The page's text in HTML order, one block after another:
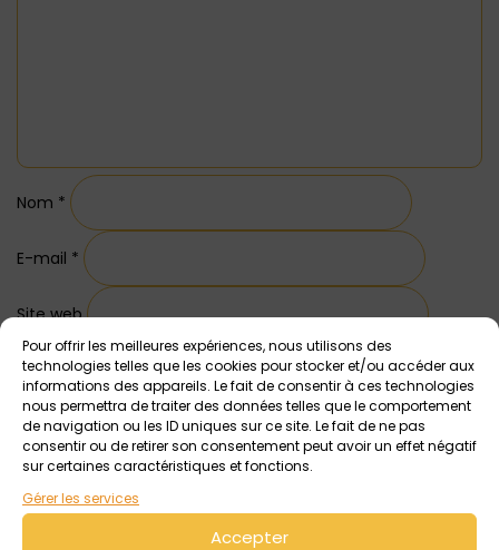
Pour offrir les meilleures expériences, nous utilisons des
technologies telles que les cookies pour stocker et/ou accéder aux
informations des appareils. Le fait de consentir à ces technologies
nous permettra de traiter des données telles que le comportement
de navigation ou les ID uniques sur ce site. Le fait de ne pas
consentir ou de retirer son consentement peut avoir un effet négatif
sur certaines caractéristiques et fonctions.
Gérer les services
Accepter
Nom *
E-mail *
Site web